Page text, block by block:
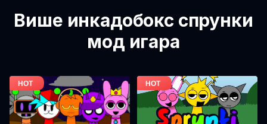
Више инкадобокс спрунки
мод игара